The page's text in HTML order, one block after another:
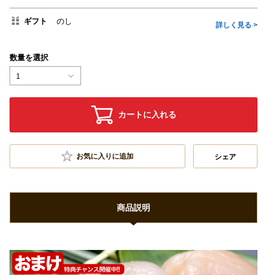
ギフト のし 詳しく見る >
数量を選択
1
カートに入れる
お気に入りに追加 シェア
商品説明